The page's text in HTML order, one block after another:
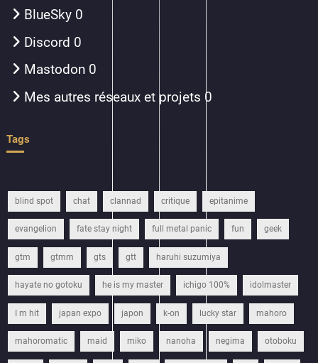
BlueSky 0
Discord 0
Mastodon 0
Mes autres réseaux et projets 0
Tags
blind spot chat clannad critique epitanime
evangelion fate stay night full metal panic fun geek
gtm gtmm gts gtt haruhi suzumiya
hayate no gotoku he is my master ichigo 100% idolmaster
I m hit japan expo japon k-on lucky star mahoro
mahoromatic maid miko nanoha negima otoboku